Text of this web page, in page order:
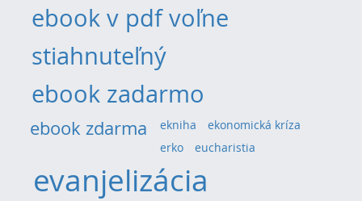
ebook v pdf voľne
stiahnuteľný
ebook zadarmo
ebook zdarma ekniha
ekonomická kríza
erko
eucharistia
evanjelizácia